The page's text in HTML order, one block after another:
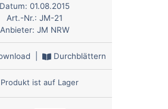
Datum: 01.08.2015
Art.-Nr.: JM-21
Anbieter: JM NRW
Durchblättern
Produkt ist auf Lager